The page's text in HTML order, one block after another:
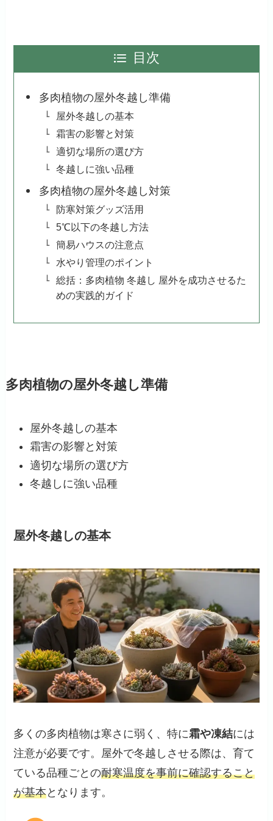
目次
多肉植物の屋外冬越し準備
屋外冬越しの基本
霜害の影響と対策
適切な場所の選び方
冬越しに強い品種
多肉植物の屋外冬越し対策
防寒対策グッズ活用
5℃以下の冬越し方法
簡易ハウスの注意点
水やり管理のポイント
総括：多肉植物 冬越し 屋外を成功させるた
めの実践的ガイド
多肉植物の屋外冬越し準備
屋外冬越しの基本
霜害の影響と対策
適切な場所の選び方
冬越しに強い品種
屋外冬越しの基本
多くの多肉植物は寒さに弱く、特に霜や凍結には
注意が必要です。屋外で冬越しさせる際は、育て
ている品種ごとの耐寒温度を事前に確認すること
が基本となります。